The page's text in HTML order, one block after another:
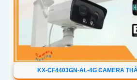
KX-CF4403GN-AL-4G CAMERA